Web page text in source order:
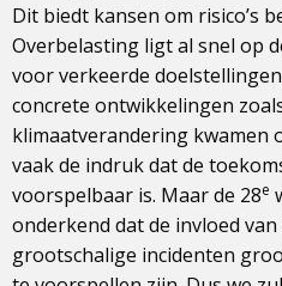
Dit biedt kansen om risico’s
Overbelasting ligt al snel op
voor verkeerde
concrete ontwikkelingen
klimaatverandering kwamen
vaak de indruk dat de
voorspelbaar is. Maar de 28e
onderkend dat de invloed
grootschalige incidenten